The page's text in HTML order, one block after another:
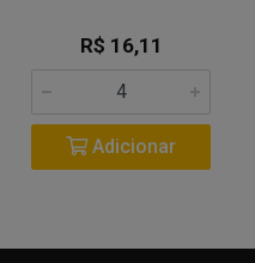
R$ 16,11
Adicionar